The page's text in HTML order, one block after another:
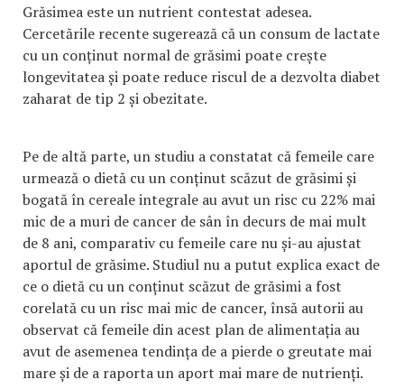
Grăsimea este un nutrient contestat adesea.
Cercetările recente sugerează că un consum de lactate
cu un conținut normal de grăsimi poate crește
longevitatea și poate reduce riscul de a dezvolta diabet
zaharat de tip 2 și obezitate.
Pe de altă parte, un studiu a constatat că femeile care
urmează o dietă cu un conținut scăzut de grăsimi și
bogată în cereale integrale au avut un risc cu 22% mai
mic de a muri de cancer de sân în decurs de mai mult
de 8 ani, comparativ cu femeile care nu și-au ajustat
aportul de grăsime. Studiul nu a putut explica exact de
ce o dietă cu un conținut scăzut de grăsimi a fost
corelată cu un risc mai mic de cancer, însă autorii au
observat că femeile din acest plan de alimentația au
avut de asemenea tendința de a pierde o greutate mai
mare și de a raporta un aport mai mare de nutrienți.